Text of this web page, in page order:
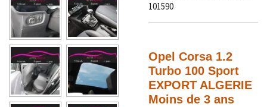
101590
Opel Corsa 1.2
Turbo 100 Sport
EXPORT ALGERIE
Moins de 3 ans